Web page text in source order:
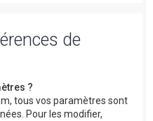
de
?
tous vos paramètres sont
Pour les modifier,